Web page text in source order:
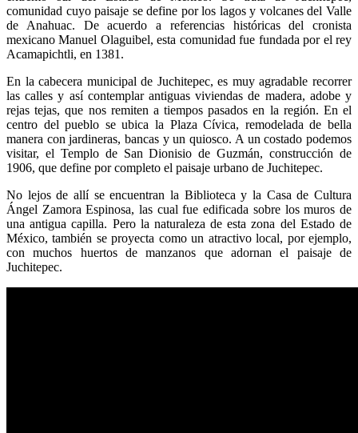
comunidad cuyo paisaje se define por los lagos y volcanes del Valle
de Anahuac. De acuerdo a referencias históricas del cronista
mexicano Manuel Olaguibel, esta comunidad fue fundada por el rey
Acamapichtli, en 1381.
En la cabecera municipal de Juchitepec, es muy agradable recorrer
las calles y así contemplar antiguas viviendas de madera, adobe y
rejas tejas, que nos remiten a tiempos pasados en la región. En el
centro del pueblo se ubica la Plaza Cívica, remodelada de bella
manera con jardineras, bancas y un quiosco. A un costado podemos
visitar, el Templo de San Dionisio de Guzmán, construcción de
1906, que define por completo el paisaje urbano de Juchitepec.
No lejos de allí se encuentran la Biblioteca y la Casa de Cultura
Ángel Zamora Espinosa, las cual fue edificada sobre los muros de
una antigua capilla. Pero la naturaleza de esta zona del Estado de
México, también se proyecta como un atractivo local, por ejemplo,
con muchos huertos de manzanos que adornan el paisaje de
Juchitepec.